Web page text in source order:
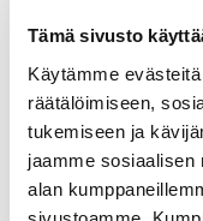
Tämä sivusto
Käytämme
räätälöimiseen,
tukemiseen ja
jaamme sosiaalisen
alan
samoissa
tarttua toisen henkilön
yllättäviä ilon hetkiä
tuntuvia näkökulmia.
ulottuvuuksia ja
lähteitä.